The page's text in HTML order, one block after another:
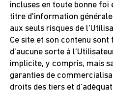
incluses en toute bonne foi
titre d'information
aux seuls risques de
Ce site et son contenu
d'aucune sorte à
implicite, y compris, mais
garanties de
droits des tiers et